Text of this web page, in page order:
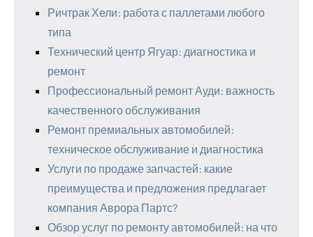
Ричтрак Хели: работа с паллетами любого
типа
Технический центр Ягуар: диагностика и
ремонт
Профессиональный ремонт Ауди: важность
качественного обслуживания
Ремонт премиальных автомобилей:
техническое обслуживание и диагностика
Услуги по продаже запчастей: какие
преимущества и предложения предлагает
компания Аврора Партс?
Обзор услуг по ремонту автомобилей: на что